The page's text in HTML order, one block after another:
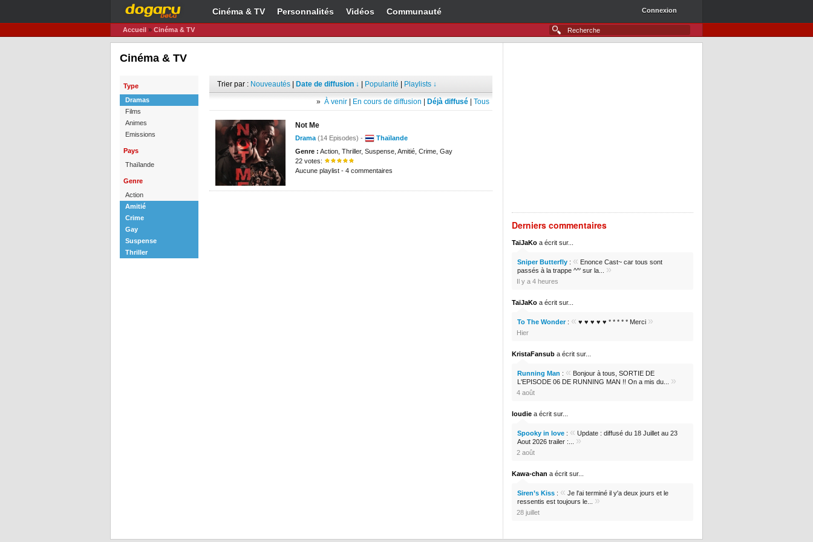
Cinéma & TV Personnalités Vidéos Communauté Connexion
Accueil » Cinéma & TV
Cinéma & TV
Type
Dramas
Films
Animes
Emissions
Pays
Thaïlande
Genre
Action
Amitié
Crime
Gay
Suspense
Thriller
Trier par : Nouveautés Date de diffusion ↓ Popularité Playlists ↓
» À venir En cours de diffusion Déjà diffusé Tous
Not Me
Drama (14 Episodes) -
Thaïlande
Genre : Action, Thriller, Suspense, Amitié, Crime, Gay
22 votes:
Aucune playlist - 4 commentaires
Derniers commentaires
TaïJaKo a écrit sur...
Sniper Butterfly : « Enonce Cast~ car tous sont
passés à la trappe ^^' sur la... »
Il y a 4 heures
TaïJaKo a écrit sur...
To The Wonder: « ♥ ♥ ♥ ♥ ♥ * * * * * Merci »
Hier
KristaFansub a écrit sur...
Running Man : « Bonjour à tous, SORTIE DE
L'EPISODE 06 DE RUNNING MAN !! On a mis du... »
4 août
loudie a écrit sur...
Spooky in love : « Update : diffusé du 18 Juillet au 23
Aout 2026 trailer :... »
2 août
Kawa-chan a écrit sur...
Siren’s Kiss : « Je l'ai terminé il y'a deux jours et le
ressentis est toujours le... »
28 juillet